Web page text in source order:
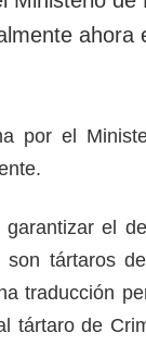
ahora
por el
garantizar el
tártaros
traducción
tártaro de